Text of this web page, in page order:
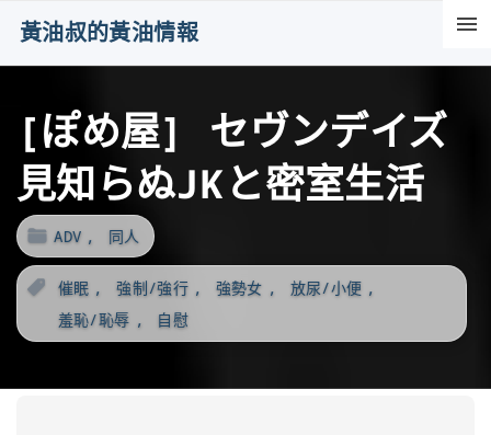
n
黃油叔的黃油情報
[ぽめ屋] セヴンデイズ
見知らぬJKと密室生活
ADV 同人
催眠 強制/強行 強勢女
放尿/小便
羞恥/恥辱
自慰